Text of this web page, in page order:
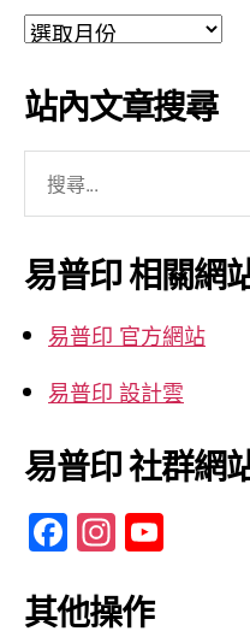
文
彙
整
站內文章搜尋
關
鍵
字:
易普印 相關網
易普印 官方網站
易普印 設計雲
易普印 社群網
F
c
In
a
其他操作